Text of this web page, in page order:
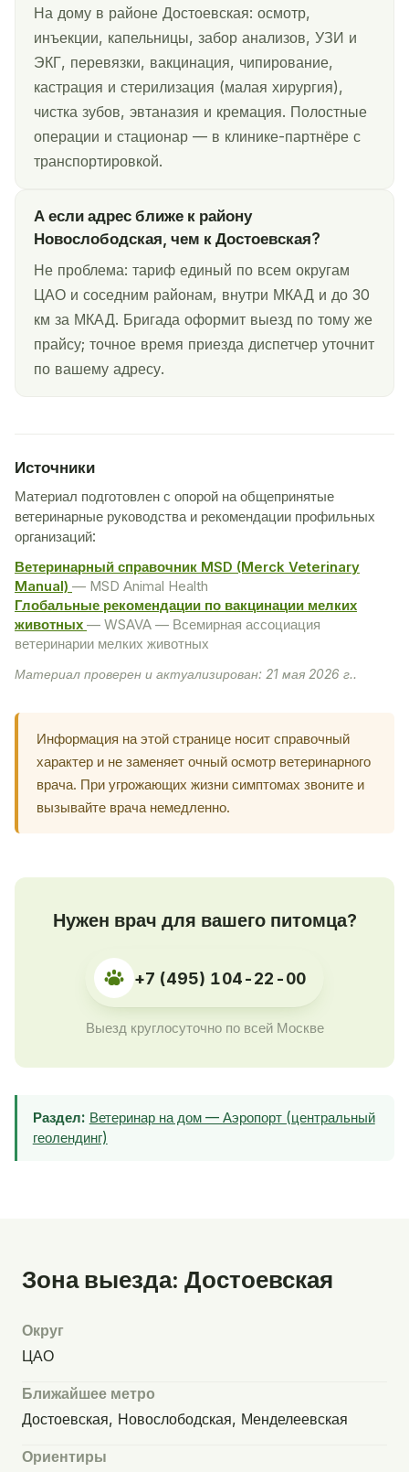
На дому в районе Достоевская: осмотр,
инъекции, капельницы, забор анализов, УЗИ и
ЭКГ, перевязки, вакцинация, чипирование,
кастрация и стерилизация (малая хирургия),
чистка зубов, эвтаназия и кремация. Полостные
операции и стационар — в клинике-партнёре с
транспортировкой.
А если адрес ближе к району
Новослободская, чем к Достоевская?
Не проблема: тариф единый по всем округам
ЦАО и соседним районам, внутри МКАД и до 30
км за МКАД. Бригада оформит выезд по тому же
прайсу; точное время приезда диспетчер уточнит
по вашему адресу.
Источники
Материал подготовлен с опорой на общепринятые
ветеринарные руководства и рекомендации профильных
организаций:
Ветеринарный справочник MSD (Merck Veterinary
Manual) — MSD Animal Health
Глобальные рекомендации по вакцинации мелких
животных — WSAVA — Всемирная ассоциация
ветеринарии мелких животных
Материал проверен и актуализирован: 21 мая 2026 г..
Информация на этой странице носит справочный
характер и не заменяет очный осмотр ветеринарного
врача. При угрожающих жизни симптомах звоните и
вызывайте врача немедленно.
Нужен врач для вашего питомца?
+7 (495) 104-22-00
Выезд круглосуточно по всей Москве
Раздел: Ветеринар на дом — Аэропорт (центральный
геолендинг)
Зона выезда: Достоевская
Округ
ЦАО
Ближайшее метро
Достоевская, Новослободская, Менделеевская
Ориентиры